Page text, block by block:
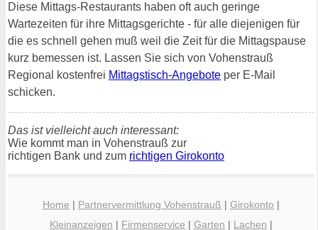
Diese Mittags-Restaurants haben oft auch geringe
Wartezeiten für ihre Mittagsgerichte - für alle diejenigen für
die es schnell gehen muß weil die Zeit für die Mittagspause
kurz bemessen ist. Lassen Sie sich von Vohenstrauß
Regional kostenfrei Mittagstisch-Angebote per E-Mail
schicken.
Das ist vielleicht auch interessant:
Wie kommt man in Vohenstrauß zur
richtigen Bank und zum richtigen Girokonto
Home | Partnervermittlung Vohenstrauß | Girokonto |
Kleinanzeigen | Firmenservice | Garten | Lachen |